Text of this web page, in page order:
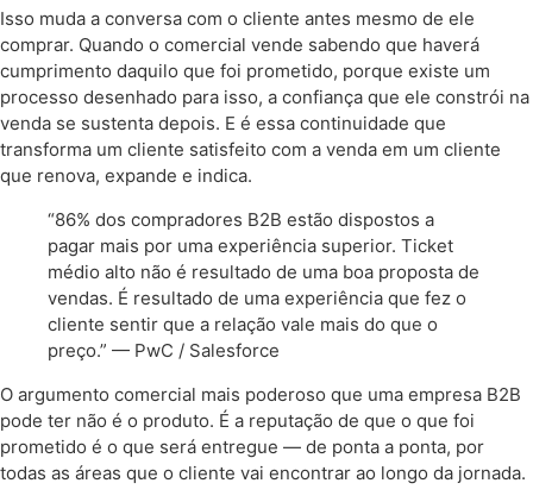
Isso muda a conversa com o cliente antes mesmo de ele
comprar. Quando o comercial vende sabendo que haverá
cumprimento daquilo que foi prometido, porque existe um
processo desenhado para isso, a confiança que ele constrói na
venda se sustenta depois. E é essa continuidade que
transforma um cliente satisfeito com a venda em um cliente
que renova, expande e indica.
“86% dos compradores B2B estão dispostos a
pagar mais por uma experiência superior. Ticket
médio alto não é resultado de uma boa proposta de
vendas. É resultado de uma experiência que fez o
cliente sentir que a relação vale mais do que o
preço.” — PwC / Salesforce
O argumento comercial mais poderoso que uma empresa B2B
pode ter não é o produto. É a reputação de que o que foi
prometido é o que será entregue — de ponta a ponta, por
todas as áreas que o cliente vai encontrar ao longo da jornada.